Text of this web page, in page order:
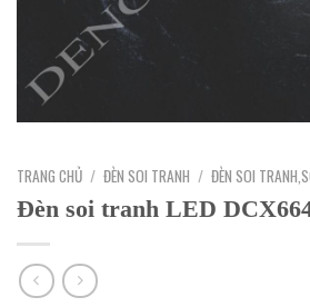
TRANG CHỦ / ĐÈN SOI TRANH / ĐÈN SOI
Đèn soi tranh LED